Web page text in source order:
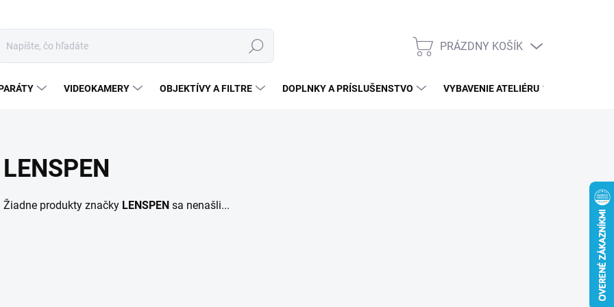
Hľadať
NÁKUPNÝ
PRÁZDNY KOŠÍK
VIDEOKAMERY OBJEKTÍVY A FILTRE DOPLNKY A PRÍSLUŠENSTVO VYBAVENIE ATELIÉRU
LENSPEN
Žiadne produkty značky LENSPEN sa nenašli...